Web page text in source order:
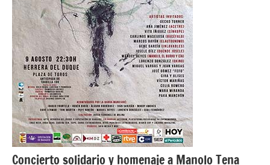
Concierto solidario y homenaje a Manolo Tena